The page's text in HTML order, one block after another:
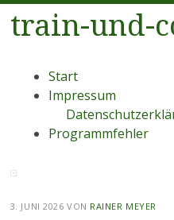
train-und-
Menü
Zum
Inhalt
Start
Impressum
Programmfehler
3. JUNI 2026 VON RAINER MEYER